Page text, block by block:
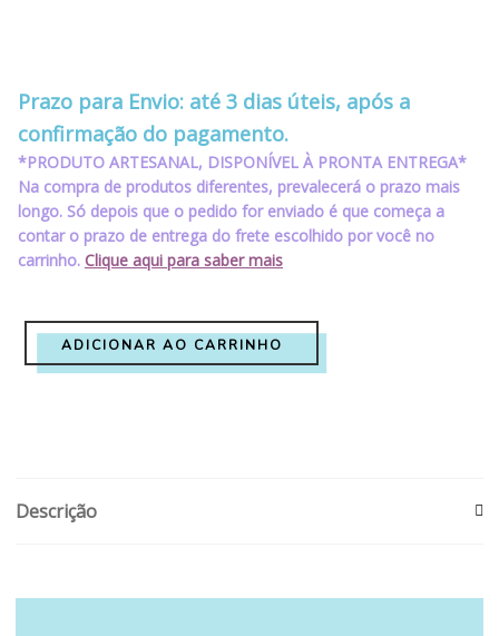
O
O
Prazo para Envio: até 3 dias úteis, após a
confirmação do pagamento.
*PRODUTO ARTESANAL, DISPONÍVEL À PRONTA ENTREGA*
Na compra de produtos diferentes, prevalecerá o prazo mais
longo. Só depois que o pedido for enviado é que começa a
contar o prazo de entrega do frete escolhido por você no
carrinho. Clique aqui para saber mais
ADICIONAR AO CARRINHO
Descrição